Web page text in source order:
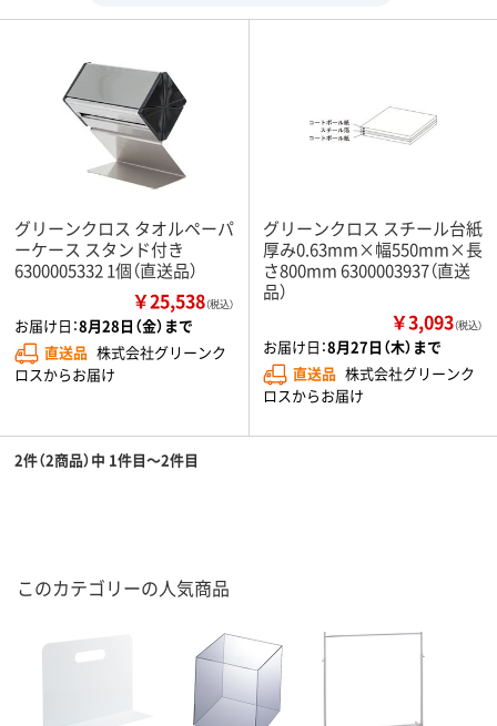
グリーンクロス タオルペーパ
ーケース スタンド付き
6300005332 1個（直送品）
￥25,538（税込）
お届け日：8月28日（金）まで
直送品 株式会社グリーンク
ロスからお届け
グリーンクロス スチール台紙
厚み0.63mm×幅550mm×長
さ800mm 6300003937（直送
品）
￥3,093（税込）
お届け日：8月27日（木）まで
直送品 株式会社グリーンク
ロスからお届け
2件（2商品）中 1件目～2件目
このカテゴリーの人気商品